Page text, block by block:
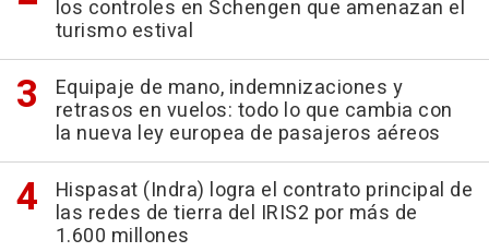
los controles en Schengen que amenazan el
turismo estival
Equipaje de mano, indemnizaciones y
retrasos en vuelos: todo lo que cambia con
la nueva ley europea de pasajeros aéreos
Hispasat (Indra) logra el contrato principal de
las redes de tierra del IRIS2 por más de
1.600 millones